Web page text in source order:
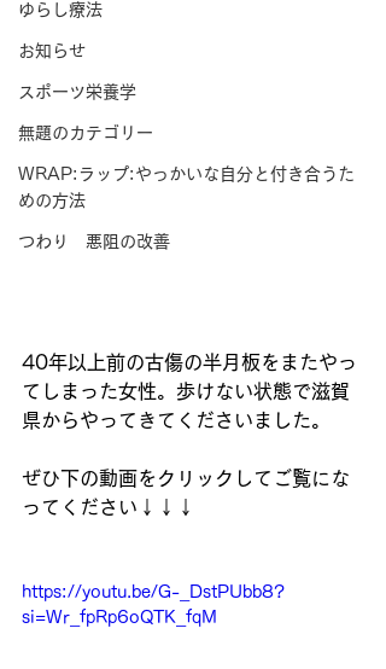
ゆらし療法
お知らせ
スポーツ栄養学
無題のカテゴリー
WRAP:ラップ:やっかいな自分と付き合うた
めの方法
つわり 悪阻の改善
40年以上前の古傷の半月板をまたやっ
てしまった女性。歩けない状態で滋賀
県からやってきてくださいました。
ぜひ下の動画をクリックしてご覧にな
ってください↓↓↓
https://youtu.be/G-_DstPUbb8?
si=Wr_fpRp6oQTK_fqM